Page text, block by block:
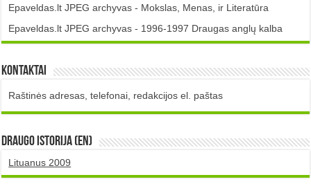
Epaveldas.lt JPEG archyvas - Mokslas, Menas, ir Literatūra
Epaveldas.lt JPEG archyvas - 1996-1997 Draugas anglų kalba
Kontaktai
Raštinės adresas, telefonai, redakcijos el. paštas
DRAUGO istorija (EN)
Lituanus 2009